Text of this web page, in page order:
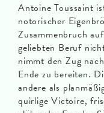
Antoine Toussaint
notorischer
Zusammenbruch
geliebten Beruf
nimmt den Zug
Ende zu bereiten.
andere als
quirlige Victoire,